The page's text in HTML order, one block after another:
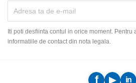
Iti poti desfiinta contul in orice moment. Pentru
informatiile de contact din nota legala.